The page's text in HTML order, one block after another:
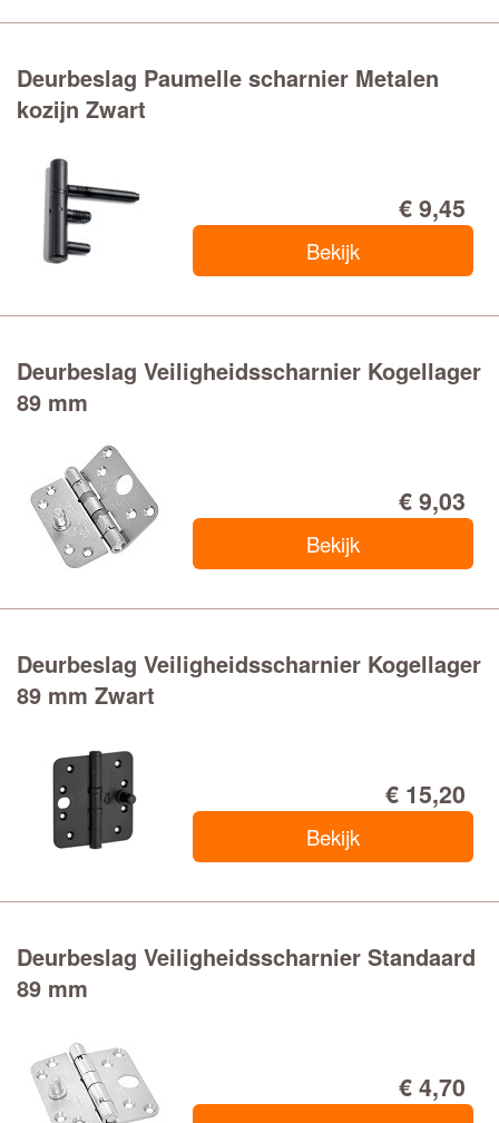
Deurbeslag Paumelle scharnier Metalen
kozijn Zwart
€ 9,45
Bekijk
Deurbeslag Veiligheidsscharnier Kogellager
89 mm
€ 9,03
Bekijk
Deurbeslag Veiligheidsscharnier Kogellager
89 mm Zwart
€ 15,20
Bekijk
Deurbeslag Veiligheidsscharnier Standaard
89 mm
€ 4,70